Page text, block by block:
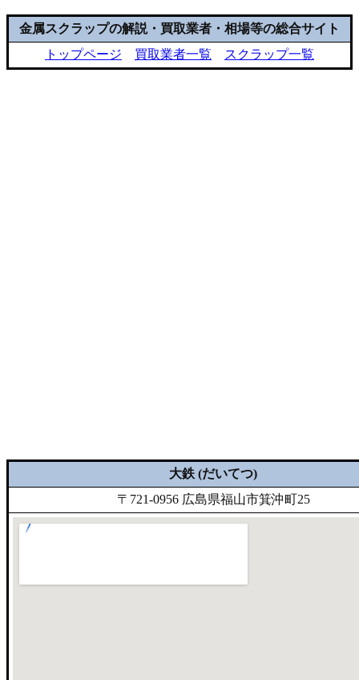
金属スクラップの解説・買取業者・相場等の総合サイト
トップページ
買取業者一覧 スクラップ一覧
大鉄 (だいてつ)
〒721-0956 広島県福山市箕沖町25